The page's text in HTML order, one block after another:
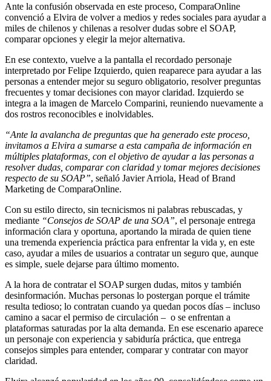
Ante la confusión observada en este proceso, ComparaOnline
convenció a Elvira de volver a medios y redes sociales para ayudar a
miles de chilenos y chilenas a resolver dudas sobre el SOAP,
comparar opciones y elegir la mejor alternativa.
En ese contexto, vuelve a la pantalla el recordado personaje
interpretado por Felipe Izquierdo, quien reaparece para ayudar a las
personas a entender mejor su seguro obligatorio, resolver preguntas
frecuentes y tomar decisiones con mayor claridad. Izquierdo se
integra a la imagen de Marcelo Comparini, reuniendo nuevamente a
dos rostros reconocibles e inolvidables.
“Ante la avalancha de preguntas que ha generado este proceso,
invitamos a Elvira a sumarse a esta campaña de información en
múltiples plataformas, con el objetivo de ayudar a las personas a
resolver dudas, comparar con claridad y tomar mejores decisiones
respecto de su SOAP”, señaló Javier Arriola, Head of Brand
Marketing de ComparaOnline.
Con su estilo directo, sin tecnicismos ni palabras rebuscadas, y
mediante “Consejos de SOAP de una SOA”, el personaje entrega
información clara y oportuna, aportando la mirada de quien tiene
una tremenda experiencia práctica para enfrentar la vida y, en este
caso, ayudar a miles de usuarios a contratar un seguro que, aunque
es simple, suele dejarse para último momento.
A la hora de contratar el SOAP surgen dudas, mitos y también
desinformación. Muchas personas lo postergan porque el trámite
resulta tedioso; lo contratan cuando ya quedan pocos días – incluso
camino a sacar el permiso de circulación – o se enfrentan a
plataformas saturadas por la alta demanda. En ese escenario aparece
un personaje con experiencia y sabiduría práctica, que entrega
consejos simples para entender, comparar y contratar con mayor
claridad.